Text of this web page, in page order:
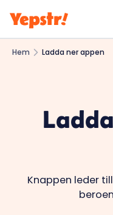
Hem Ladda ner appen
Knappen leder